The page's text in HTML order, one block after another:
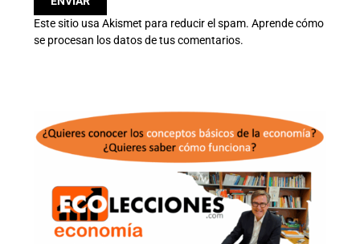
Este sitio usa Akismet para reducir el spam. Aprende cómo
se procesan los datos de tus comentarios.